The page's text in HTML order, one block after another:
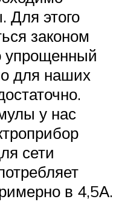
Для этого
законом
для наших
у нас
сети
в 4,5А.